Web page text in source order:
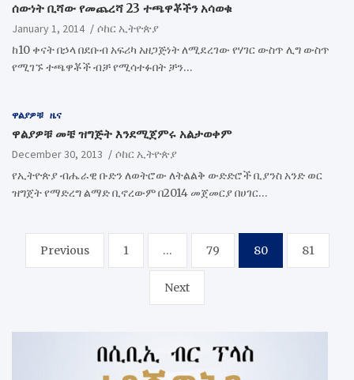
ሰውነት ቢሻው የመጨረሻ 23 ተጫዋቾችን አሳወቁ
January 1, 2014
ሶከር ኢትዮጵያ
ከ10 ቀናት በኃላ በደቡብ አፍሪካ አዘጋጅነት ለሚደረገው የሃገር ውስጥ ሊግ ውስጥ
የሚገኙ ተጫዋቾች ብቻ የሚሳተፉበት ቻን…
ዋልያዎቹ ዜና
ዋልያዎቹ መቼ ዝግጅት እንደሚጀምሩ አልታወቀም
December 30, 2013
ሶከር ኢትዮጵያ
የኢትዮጵያ ብሔራዊ ቡድን ለወትሮው ለትልልቅ ውድድሮች ቢያንስ አንድ ወር
ዝግጀት የማድረግ ልማድ ቢኖረውም በ2014 መጀመርያ በሀገር…
Posts
pagination
Previous 1 … 79 80 81
Next